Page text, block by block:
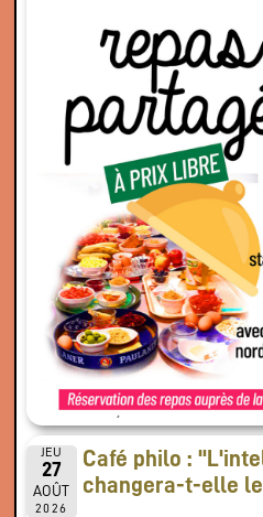
JEU
27
AOÛT
2026
Café philo :
changera-t-elle